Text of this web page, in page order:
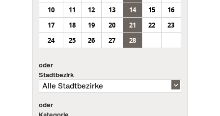
10
11 12 13 14 15
16
17
18 19 20 21 22
23
24
25 26 27 28
oder
Stadtbezirk
oder